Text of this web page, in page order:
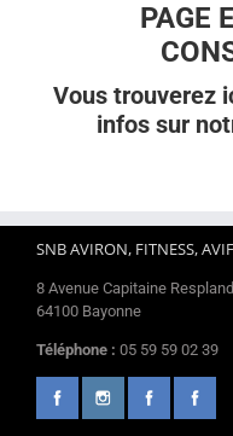
PAGE
Vous trouverez
infos sur
SNB AVIRON, FITNESS,
8 Avenue Capitaine
64100 Bayonne
Téléphone : 05 59 59 02 39